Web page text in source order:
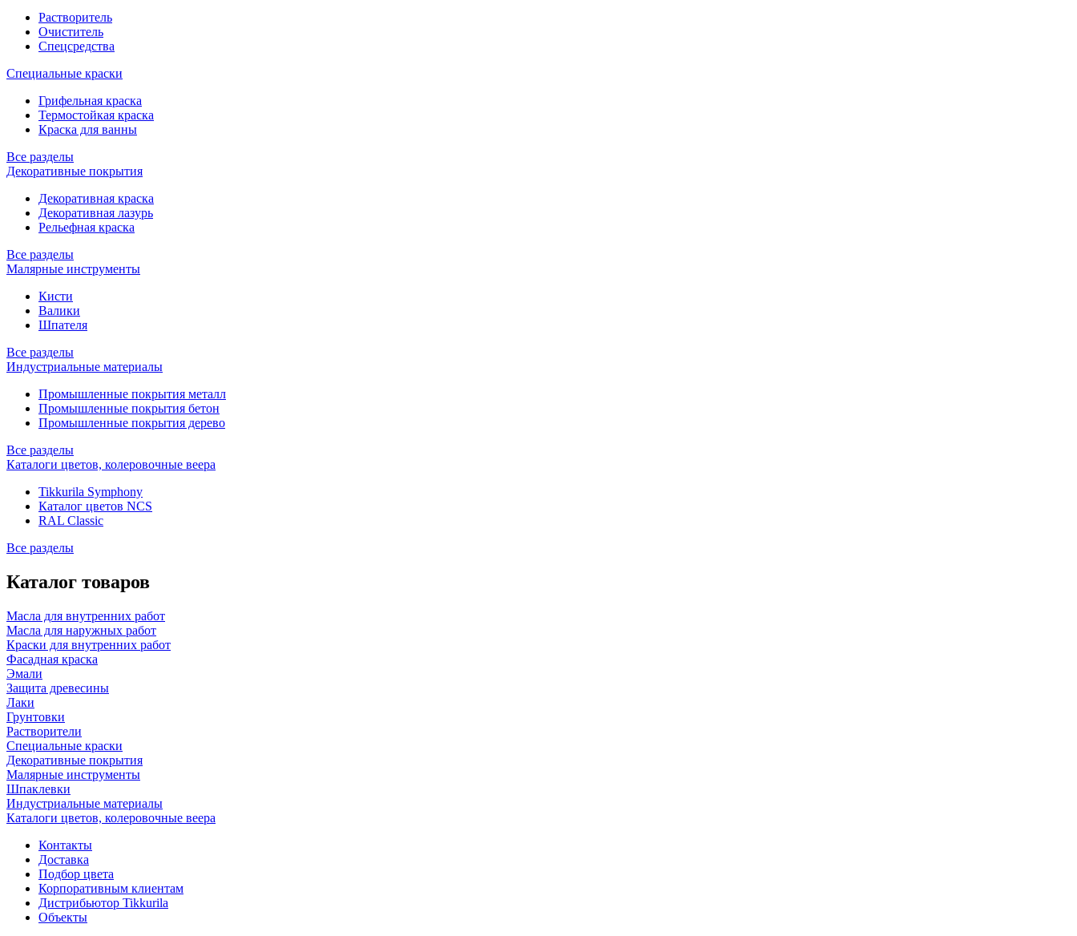
Растворитель
Очиститель
Спецсредства
Специальные краски
Грифельная краска
Термостойкая краска
Краска для ванны
Все разделы
Декоративные покрытия
Декоративная краска
Декоративная лазурь
Рельефная краска
Все разделы
Малярные инструменты
Кисти
Валики
Шпателя
Все разделы
Индустриальные материалы
Промышленные покрытия металл
Промышленные покрытия бетон
Промышленные покрытия дерево
Все разделы
Каталоги цветов, колеровочные веера
Tikkurila Symphony
Каталог цветов NCS
RAL Classic
Все разделы
Каталог товаров
Масла для внутренних работ
Масла для наружных работ
Краски для внутренних работ
Фасадная краска
Эмали
Защита древесины
Лаки
Грунтовки
Растворители
Специальные краски
Декоративные покрытия
Малярные инструменты
Шпаклевки
Индустриальные материалы
Каталоги цветов, колеровочные веера
Контакты
Доставка
Подбор цвета
Корпоративным клиентам
Дистрибьютор Tikkurila
Объекты